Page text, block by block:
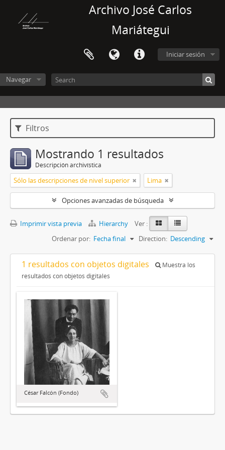
Archivo José Carlos
Mariátegui
Iniciar sesión
Navegar
Filtros
Mostrando 1 resultados
Descripción archivística
Sólo las descripciones de nivel superior Lima
Opciones avanzadas de búsqueda
Imprimir vista previa Hierarchy
Ver :
Ordenar por: Fecha final Direction: Descending
1 resultados con objetos digitales
Muestra los
resultados con objetos digitales
César Falcón (Fondo)